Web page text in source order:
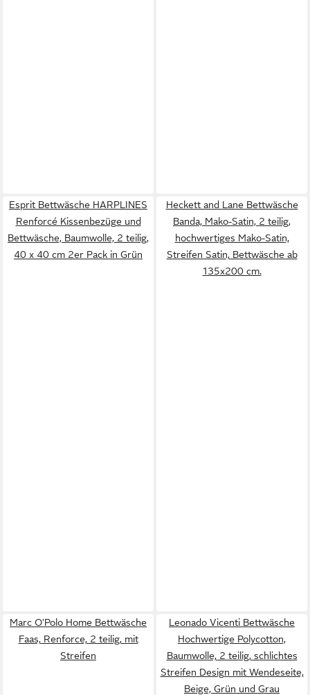
Esprit Bettwäsche HARPLINES
Renforcé Kissenbezüge und
Bettwäsche, Baumwolle, 2 teilig,
40 x 40 cm 2er Pack in Grün
Heckett and Lane Bettwäsche
Banda, Mako-Satin, 2 teilig,
hochwertiges Mako-Satin,
Streifen Satin, Bettwäsche ab
135x200 cm.
Marc O'Polo Home Bettwäsche
Faas, Renforce, 2 teilig, mit
Streifen
Leonado Vicenti Bettwäsche
Hochwertige Polycotton,
Baumwolle, 2 teilig, schlichtes
Streifen Design mit Wendeseite,
Beige, Grün und Grau